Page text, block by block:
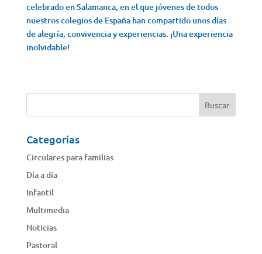
celebrado en Salamanca, en el que jóvenes de todos
nuestros colegios de España han compartido unos días
de alegría, convivencia y experiencias. ¡Una experiencia
inolvidable!
Categorías
Circulares para familias
Día a día
Infantil
Multimedia
Noticias
Pastoral